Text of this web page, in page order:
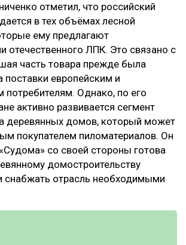
отметил, что российский
в тех объёмах лесной
ему предлагают
отечественного ЛПК. Это связано с
часть товара прежде была
поставки европейским и
потребителям. Однако, по его
активно развивается сегмент
деревянных домов, который может
покупателем пиломатериалов. Он
со своей стороны готова
домостроительству
снабжать отрасль необходимыми